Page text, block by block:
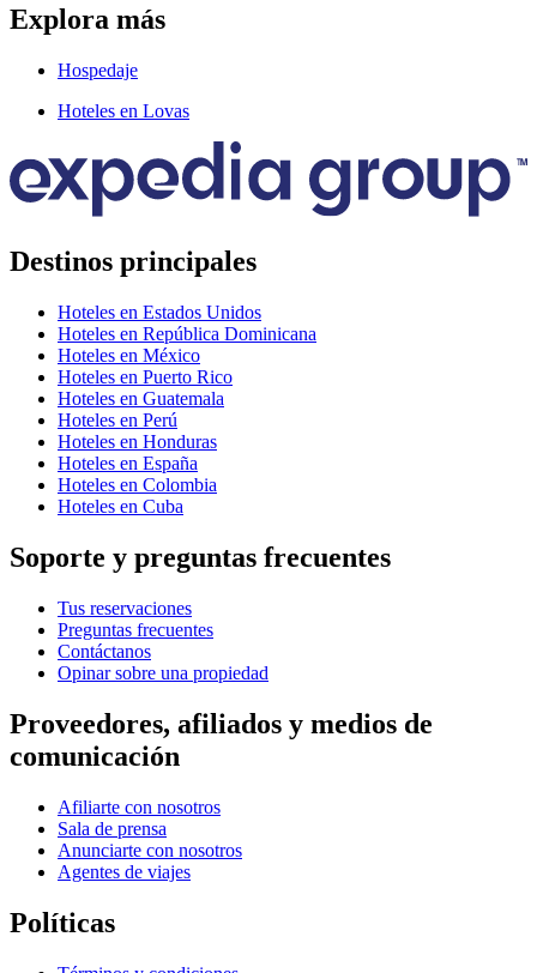
Explora más
Hospedaje
Hoteles en Lovas
Destinos principales
Hoteles en Estados Unidos
Hoteles en República Dominicana
Hoteles en México
Hoteles en Puerto Rico
Hoteles en Guatemala
Hoteles en Perú
Hoteles en Honduras
Hoteles en España
Hoteles en Colombia
Hoteles en Cuba
Soporte y preguntas frecuentes
Tus reservaciones
Preguntas frecuentes
Contáctanos
Opinar sobre una propiedad
Proveedores, afiliados y medios de
comunicación
Afiliarte con nosotros
Sala de prensa
Anunciarte con nosotros
Agentes de viajes
Políticas